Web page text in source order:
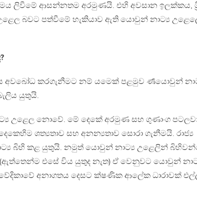
මෙය ලිවීමේ ආසන්නතම අරමුණයි. එහි අවසාන ඉලක්කය,
බවට පත්වීමේ හැකියාව ඇති යොවුන් නාට්‍ය
අවබෝධ කරගැනීමට නම් යමෙක් පළමුව ර්‍ණයොවුන්
යුතුයි.
උළෙල නොවේ. මේ දෙකේ අරමුණ සහ ගුණාංග
ශත්‍යතාව සහ අනන්‍යතාව සොරා ගැනීමයි. රාජ්‍ය
බිහි කළ යුතුයි. නමුත් යොවුන් නාට්‍ය උළෙලින්
එසේ විය යුතුද නැත) ඒ වෙනුවට යොවුන්
අනාගතය දෙසට ක්ෂණික ආලේක ධාරාවක්